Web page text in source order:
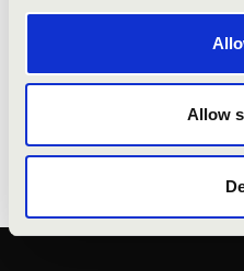
Allow
József
helyezést